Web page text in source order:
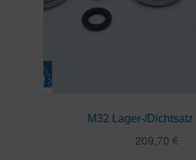
M32 Lager-/Dichtsatz
209,70 €